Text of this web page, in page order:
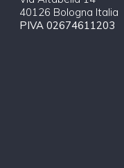
40126 Bologna Italia
PIVA 02674611203